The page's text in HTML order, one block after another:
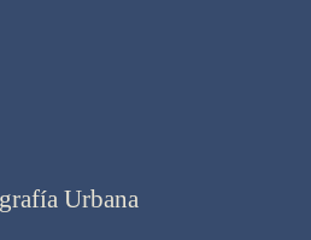
Urbana